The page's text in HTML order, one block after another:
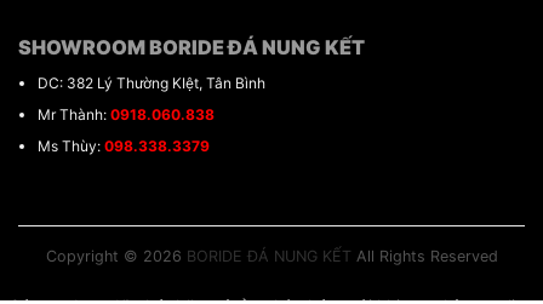
SHOWROOM BORIDE ĐÁ NUNG KẾT
DC: 382 Lý Thường KIệt, Tân Bình
Mr Thành: 0918.060.838
Ms Thùy: 098.338.3379
Copyright © 2026 BORIDE ĐÁ NUNG KẾT All Rights Reserved